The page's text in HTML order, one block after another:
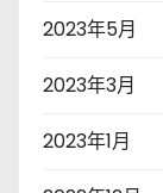
2023年5月
2023年3月
2023年1月